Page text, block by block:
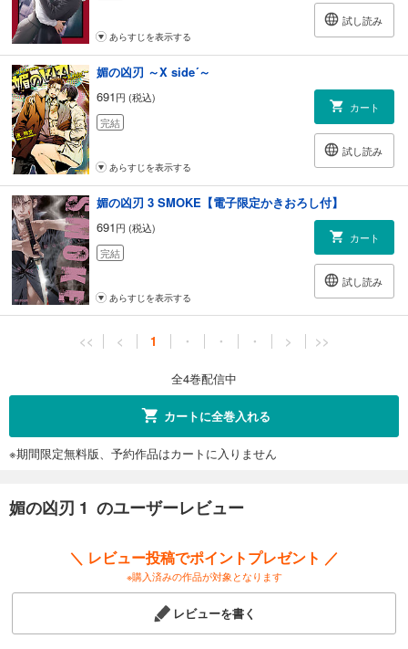
試し読み
あらすじを表示する
媚の凶刃 ～X side´～
691円 (税込)
完結
カート
試し読み
あらすじを表示する
媚の凶刃 3 SMOKE【電子限定かきおろし付】
691円 (税込)
完結
カート
試し読み
あらすじを表示する
<< < 1 ・ ・ ・ > >>
全4巻配信中
カートに全巻入れる
※期間限定無料版、予約作品はカートに入りません
媚の凶刃 1 のユーザーレビュー
＼ レビュー投稿でポイントプレゼント ／
※購入済みの作品が対象となります
レビューを書く